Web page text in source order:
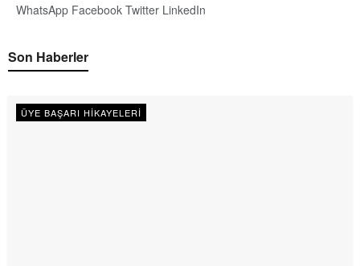
WhatsApp Facebook Twitter LinkedIn
Son Haberler
ÜYE BAŞARI HIKAYELERI